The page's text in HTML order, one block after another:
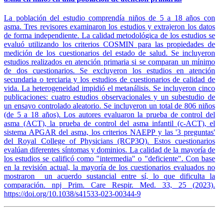
La población del estudio comprendía niños de 5 a 18 años con
asma. Tres revisores examinaron los estudios y extrajeron los datos
de forma independiente. La calidad metodológica de los estudios se
evaluó utilizando los criterios COSMIN para las propiedades de
medición de los cuestionarios del estado de salud. Se incluyeron
estudios realizados en atención primaria si se comparan un mínimo
de dos cuestionarios. Se excluyeron los estudios en atención
secundaria o terciaria y los estudios de cuestionarios de calidad de
vida. La heterogeneidad impidió el metanálisis. Se incluyeron cinco
publicaciones: cuatro estudios observacionales y un subestudio de
un ensayo controlado aleatorio. Se incluyeron un total de 806 niños
(de 5 a 18 años). Los autores evaluaron la prueba de control del
asma (ACT), la prueba de control del asma infantil (c-ACT), el
sistema APGAR del asma, los criterios NAEPP y las '3 preguntas'
del Royal College of Physicians (RCP3Q). Estos cuestionarios
evalúan diferentes síntomas y dominios. La calidad de la mayoría de
los estudios se calificó como "intermedia" o "deficiente". Con base
en la revisión actual, la mayoría de los cuestionarios evaluados no
mostraron un acuerdo sustancial entre sí, lo que dificulta la
comparación. npj Prim. Care Respir. Med. 33, 25 (2023).
https://doi.org/10.1038/s41533-023-00344-9